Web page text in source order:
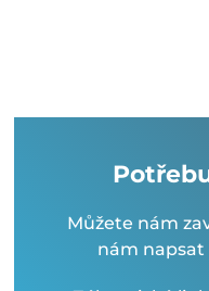
Můžete nám
nám napsat